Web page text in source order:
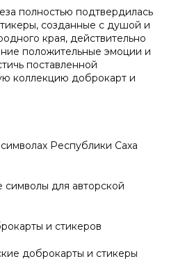
полностью подтвердилась
созданные с душой и
края, действительно
положительные эмоции и
поставленной
коллекцию доброкарт и
Республики Саха
для авторской
и стикеров
доброкарты и стикеры